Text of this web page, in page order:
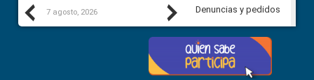
Previous
7 agosto, 2026 7 agosto, 2026
Next
Denuncias y pedidos